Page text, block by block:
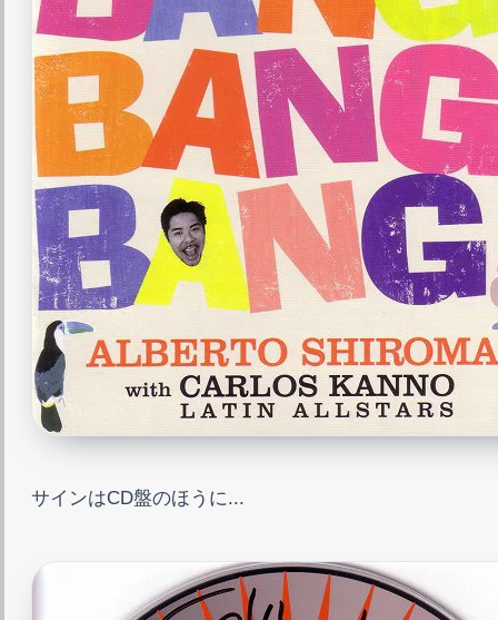
サインはCD盤のほうに...